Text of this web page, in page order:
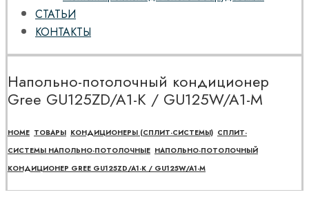
СТАТЬИ
КОНТАКТЫ
Напольно-потолочный кондиционер
Gree GU125ZD/A1-K / GU125W/A1-M
HOME ТОВАРЫ КОНДИЦИОНЕРЫ (СПЛИТ-СИСТЕМЫ) СПЛИТ-
СИСТЕМЫ НАПОЛЬНО-ПОТОЛОЧНЫЕ НАПОЛЬНО-ПОТОЛОЧНЫЙ
КОНДИЦИОНЕР GREE GU125ZD/A1-K / GU125W/A1-M